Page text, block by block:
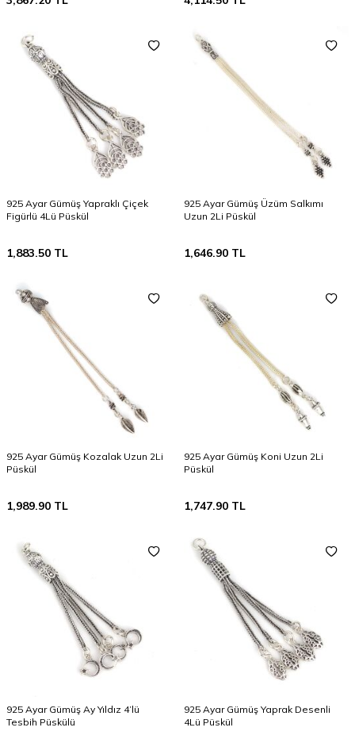
925 Ayar Gümüş Yapraklı Çiçek
Figürlü 4Lü Püskül
1,883.50 TL
925 Ayar Gümüş Üzüm Salkımı
Uzun 2Li Püskül
1,646.90 TL
925 Ayar Gümüş Kozalak Uzun 2Li
Püskül
1,989.90 TL
925 Ayar Gümüş Koni Uzun 2Li
Püskül
1,747.90 TL
925 Ayar Gümüş Ay Yıldız 4’lü
Tesbih Püskülü
925 Ayar Gümüş Yaprak Desenli
4Lü Püskül